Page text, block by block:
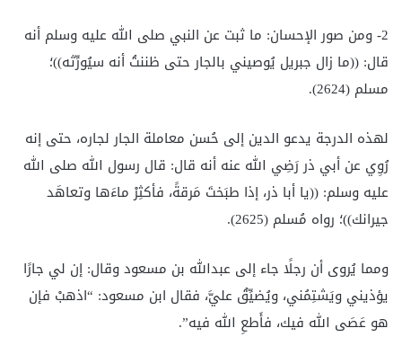
2- ومن صور الإحسان: ما ثبت عن النبي صلى الله عليه وسلم أنه
قال: ((ما زال جبريل يُوصيني بالجار حتى ظننتُ أنه سيُورِّثه))؛
مسلم (2624).
لهذه الدرجة يدعو الدين إلى حُسن معاملة الجار لجاره، حتى إنه
رُوِي عن أبي ذر رَضِي الله عنه أنه قال: قال رسول الله صلى الله
عليه وسلم: ((يا أبا ذر، إذا طبَختَ مَرقةً، فأكثِرْ ماءَها وتعاهَد
جيرانك))؛ رواه مُسلم (2625).
ومما يُروى أن رجلًا جاء إلى عبدالله بن مسعود وقال: إن لي جارًا
يؤذيني ويَشتِمُني، ويُضيِّقُ عليَّ، فقال ابن مسعود: “اذهبْ فإن
هو عَصَى الله فيك، فأَطعِ الله فيه”.